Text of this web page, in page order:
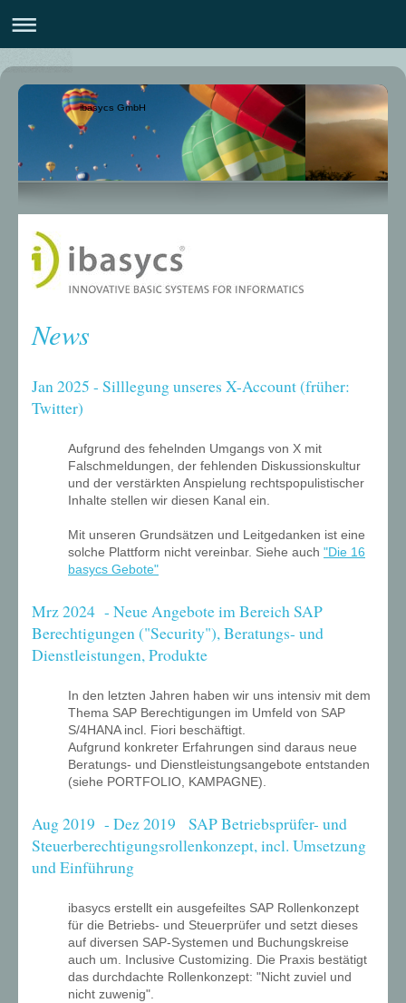
ibasycs GmbH
News
Jan 2025 - Silllegung unseres X-Account (früher:
Twitter)
Aufgrund des fehelnden Umgangs von X mit
Falschmeldungen, der fehlenden Diskussionskultur
und der verstärkten Anspielung rechtspopulistischer
Inhalte stellen wir diesen Kanal ein.
Mit unseren Grundsätzen und Leitgedanken ist eine
solche Plattform nicht vereinbar. Siehe auch "Die 16
basycs Gebote"
Mrz 2024 - Neue Angebote im Bereich SAP
Berechtigungen ("Security"), Beratungs- und
Dienstleistungen, Produkte
In den letzten Jahren haben wir uns intensiv mit dem
Thema SAP Berechtigungen im Umfeld von SAP
S/4HANA incl. Fiori beschäftigt.
Aufgrund konkreter Erfahrungen sind daraus neue
Beratungs- und Dienstleistungsangebote entstanden
(siehe PORTFOLIO, KAMPAGNE).
Aug 2019 - Dez 2019 SAP Betriebsprüfer- und
Steuerberechtigungsrollenkonzept, incl. Umsetzung
und Einführung
ibasycs erstellt ein ausgefeiltes SAP Rollenkonzept
für die Betriebs- und Steuerprüfer und setzt dieses
auf diversen SAP-Systemen und Buchungskreise
auch um. Inclusive Customizing. Die Praxis bestätigt
das durchdachte Rollenkonzept: "Nicht zuviel und
nicht zuwenig".